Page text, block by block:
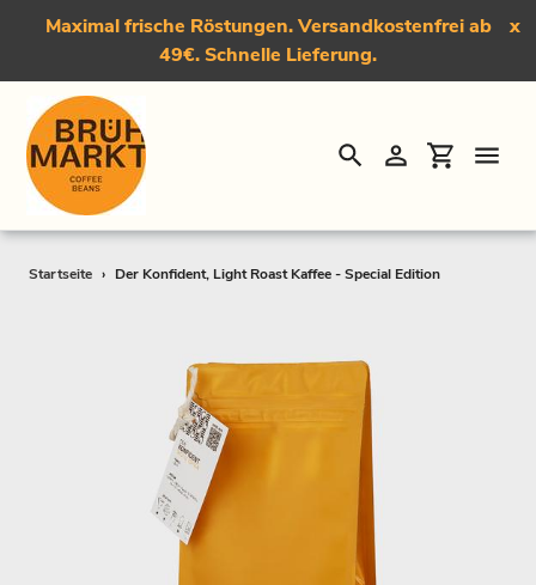
Direkt
Maximal frische Röstungen. Versandkostenfrei ab
49€. Schnelle Lieferung.
x
SuchenEinloggen
Startseite › Der Konfident, Light Roast Kaffee - Special Edition